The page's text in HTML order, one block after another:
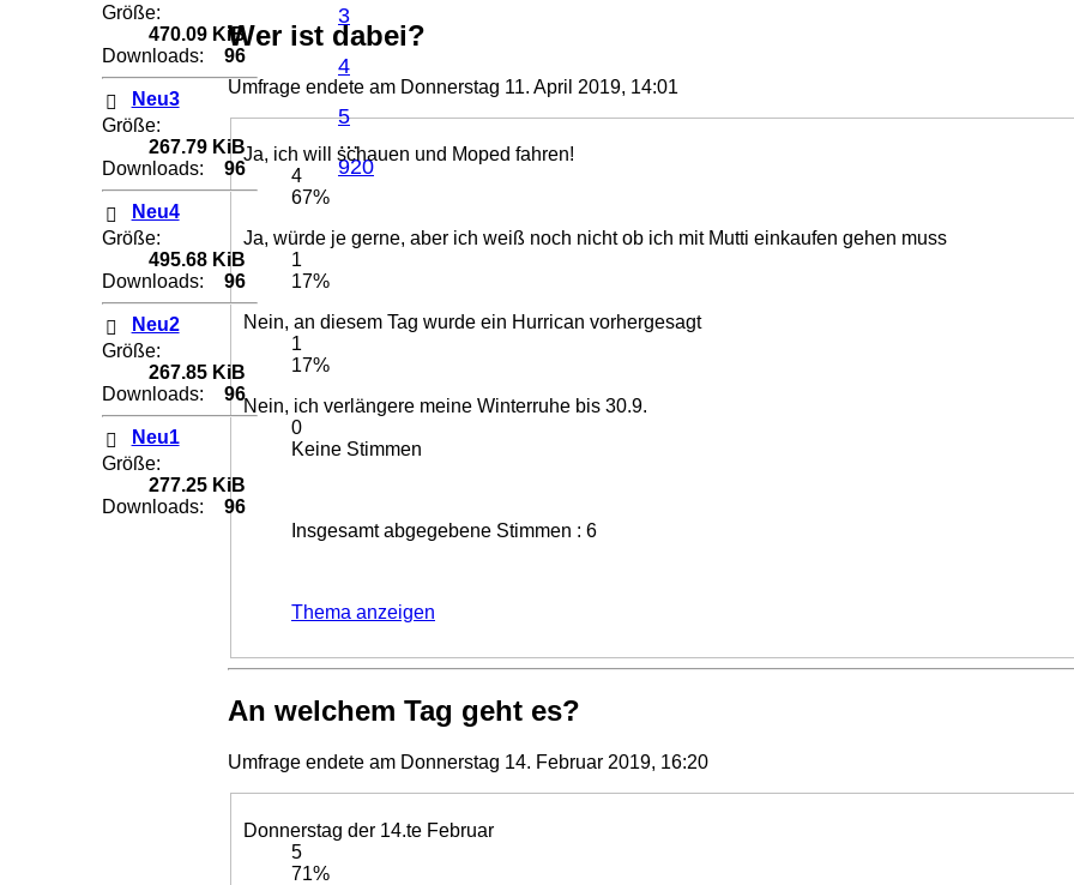
3
4
5
…
920
Wer ist dabei?
Umfrage endete am Donnerstag 11. April 2019, 14:01
Ja, ich will schauen und Moped fahren!
4
67%
Ja, würde je gerne, aber ich weiß noch nicht ob ich mit Mutti einkaufen gehen muss
1
17%
Nein, an diesem Tag wurde ein Hurrican vorhergesagt
1
17%
Nein, ich verlängere meine Winterruhe bis 30.9.
0
Keine Stimmen
Insgesamt abgegebene Stimmen : 6
Thema anzeigen
An welchem Tag geht es?
Umfrage endete am Donnerstag 14. Februar 2019, 16:20
Donnerstag der 14.te Februar
5
71%
Größe:
470.09 KiB
Downloads:
96
Neu3
Größe:
267.79 KiB
Downloads:
96
Neu4
Größe:
495.68 KiB
Downloads:
96
Neu2
Größe:
267.85 KiB
Downloads:
96
Neu1
Größe:
277.25 KiB
Downloads:
96